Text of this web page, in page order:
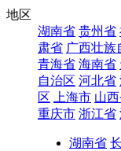
地区
湖南省 贵州省
肃省 广西壮族
青海省 海南省
自治区 河北省
区 上海市 山
重庆市 浙江省
湖南省